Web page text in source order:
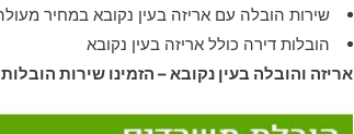
שירות הובלה עם אריזה בעין נקובא במחיר
הובלות דירה כולל אריזה בעין נקובא
אריזה והובלה בעין נקובא – הזמינו שירות